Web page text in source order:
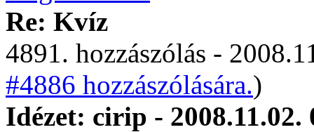
Re: Kvíz
4891. hozzászólás -
#4886 hozzászólására.)
Idézet: cirip - 2008.11.02.